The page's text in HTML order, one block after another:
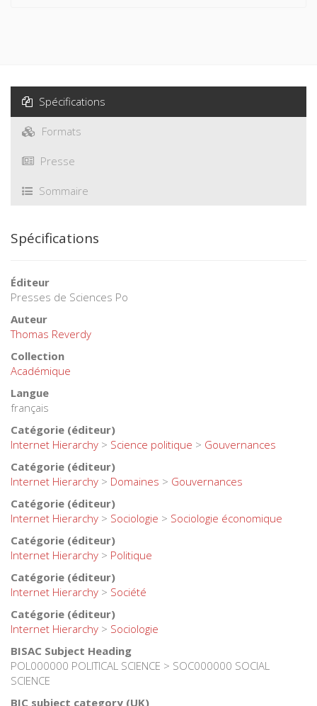
Spécifications
Formats
Presse
Sommaire
Spécifications
Éditeur
Presses de Sciences Po
Auteur
Thomas Reverdy
Collection
Académique
Langue
français
Catégorie (éditeur)
Internet Hierarchy > Science politique > Gouvernances
Catégorie (éditeur)
Internet Hierarchy > Domaines > Gouvernances
Catégorie (éditeur)
Internet Hierarchy > Sociologie > Sociologie économique
Catégorie (éditeur)
Internet Hierarchy > Politique
Catégorie (éditeur)
Internet Hierarchy > Société
Catégorie (éditeur)
Internet Hierarchy > Sociologie
BISAC Subject Heading
POL000000 POLITICAL SCIENCE > SOC000000 SOCIAL
SCIENCE
BIC subject category (UK)